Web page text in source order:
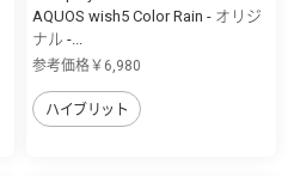
AQUOS wish5 Color Rain - オリジ
ナル -...
参考価格￥6,980
ハイブリット